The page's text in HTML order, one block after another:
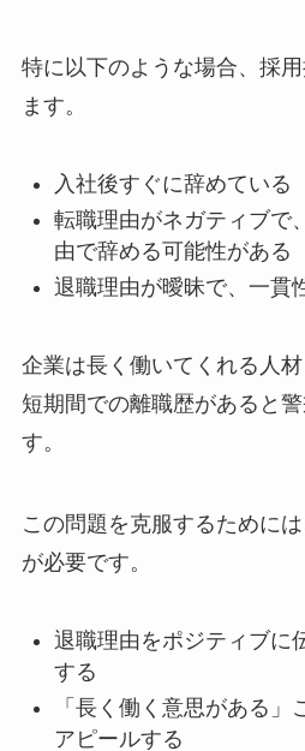
特に以下のような場合、採
ます。
入社後すぐに辞めている
転職理由がネガティブで
由で辞める可能性がある
退職理由が曖昧で、一貫
企業は長く働いてくれる人材
短期間での離職歴があると
す。
この問題を克服するために
が必要です。
退職理由をポジティブに
する
「長く働く意思がある」
アピールする